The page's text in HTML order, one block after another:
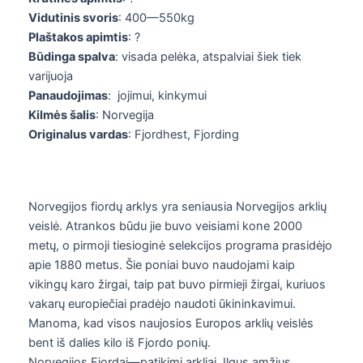
Vidutinis svoris: 400—550kg
Plaštakos apimtis: ?
Būdinga spalva: visada pelėka, atspalviai šiek tiek
varijuoja
Panaudojimas: jojimui, kinkymui
Kilmės šalis: Norvegija
Originalus vardas: Fjordhest, Fjording
Norvegijos fiordų arklys yra seniausia Norvegijos arklių
veislė. Atrankos būdu jie buvo veisiami kone 2000
metų, o pirmoji tiesioginė selekcijos programa prasidėjo
apie 1880 metus. Šie poniai buvo naudojami kaip
vikingų karo žirgai, taip pat buvo pirmieji žirgai, kuriuos
vakarų europiečiai pradėjo naudoti ūkininkavimui.
Manoma, kad visos naujosios Europos arklių veislės
bent iš dalies kilo iš Fjordo ponių.